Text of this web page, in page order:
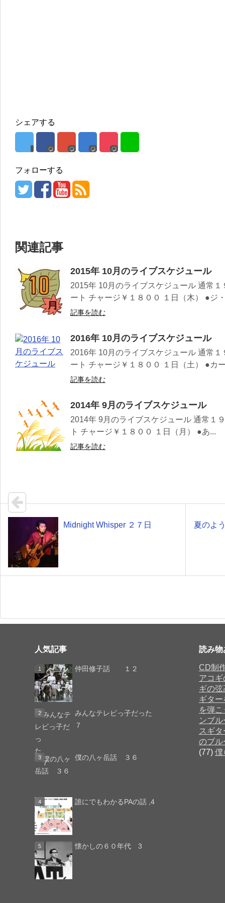
シェアする
フォローする
関連記事
2015年 10月のライブスケジュール
2015年 10月のライブスケジュール 通常
ート チャージ￥１８００ １日（木） ●ジ
記事を読む
2016年 10月のライブスケジュール
2016年 10月のライブスケジュール 通常
ート チャージ￥１８００ １日（土） ●カ
記事を読む
2014年 9月のライブスケジュール
2014年 9月のライブスケジュール 通常１
ト チャージ￥１８００ １日（月） ●あ...
記事を読む
Midnight Whisper ２７日 夏のよ
人気記事
仲田修子話 １２
みんなテレビっ子だった
７
僕の八ヶ岳話 ３６
誰にでもわかるPAの話 ,4
懐かしの６０年代 3
読み物
CD制
アコ
ギの
ギタ
を弾
ンブ
スギ
のブル
(77) 僕